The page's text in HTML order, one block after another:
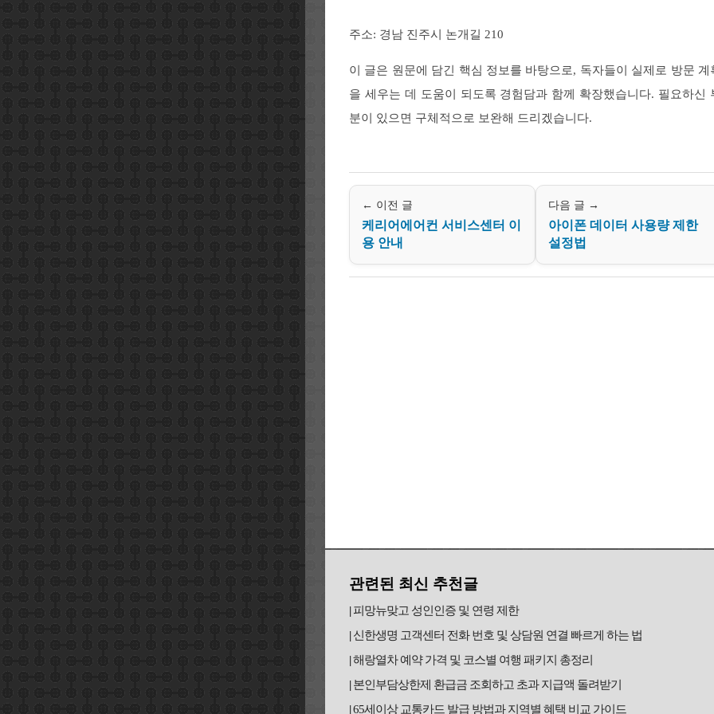
주소: 경남 진주시 논개길 210
이 글은 원문에 담긴 핵심 정보를 바탕으로, 독자들이 실제로 방문 계
을 세우는 데 도움이 되도록 경험담과 함께 확장했습니다. 필요하신
분이 있으면 구체적으로 보완해 드리겠습니다.
← 이전 글
케리어에어컨 서비스센터 이
용 안내
다음 글 →
아이폰 데이터 사용량 제한
설정법
관련된 최신 추천글
피망뉴맞고 성인인증 및 연령 제한
신한생명 고객센터 전화 번호 및 상담원 연결 빠르게 하는 법
해랑열차 예약 가격 및 코스별 여행 패키지 총정리
본인부담상한제 환급금 조회하고 초과 지급액 돌려받기
65세이상 교통카드 발급 방법과 지역별 혜택 비교 가이드